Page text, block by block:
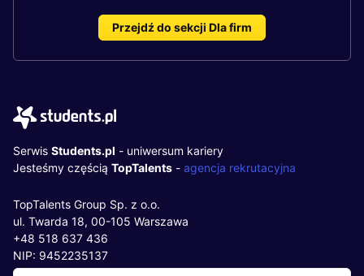
Przejdź do sekcji Dla firm
Serwis Students.pl - uniwersum kariery
Jesteśmy częścią TopTalents - agencja rekrutacyjna
TopTalents Group Sp. z o.o.
ul. Twarda 18, 00-105 Warszawa
+48 518 637 436
NIP: 9452235137